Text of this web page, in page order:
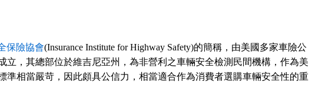
保險協會(Insurance Institute for Highway Safety)的簡稱，由美國多家車險公
立，其總部位於維吉尼亞州，為非營利之車輛安全檢測民間機構，作為美
準相當嚴苛，因此頗具公信力，相當適合作為消費者選購車輛安全性的重